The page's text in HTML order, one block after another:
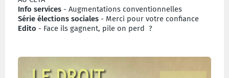
Info services - Augmentations conventionnelles
Série élections sociales - Merci pour votre confiance
Edito - Face ils gagnent, pile on perd ?